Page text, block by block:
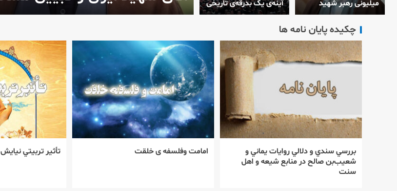
میلیونی رهبر شهید
آینه‌ی یک بدرقه‌ی تاریخی
چکیده پایان نامه ها
بررسي سندي و دلالي روايات يماني و
شعيب‌بن صالح در منابع شيعه و اهل
سنت
امامت وفلسفه ی خلقت تأثير تربيتي نيايش